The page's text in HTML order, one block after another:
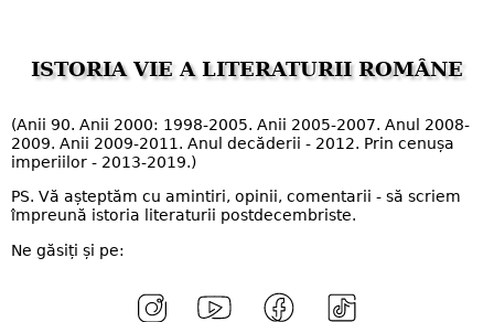
ISTORIA VIE A LITERATURII ROMÂNE
(Anii 90. Anii 2000: 1998-2005. Anii 2005-2007. Anul 2008-
2009. Anii 2009-2011. Anul decăderii - 2012. Prin cenușa
imperiilor - 2013-2019.)
PS. Vă așteptăm cu amintiri, opinii, comentarii - să scriem
împreună istoria literaturii postdecembriste.
Ne găsiți și pe: